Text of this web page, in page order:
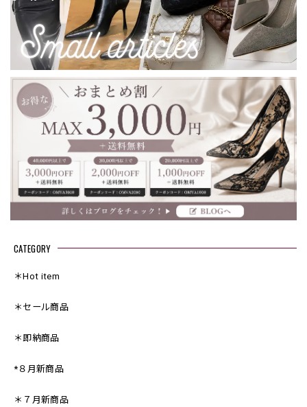
CATEGORY
＊Hot item
＊セール商品
＊即納商品
*８月新商品
＊７月新商品